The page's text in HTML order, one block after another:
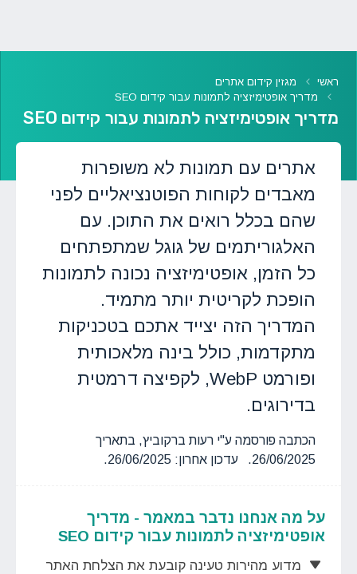
ראשי
מגזין קידום אתרים
מדריך אופטימיזציה לתמונות עבור קידום SEO
מדריך אופטימיזציה לתמונות עבור קידום SEO
אתרים עם תמונות לא משופרות
מאבדים לקוחות הפוטנציאליים לפני
שהם בכלל רואים את התוכן. עם
האלגוריתמים של גוגל שמתפתחים
כל הזמן, אופטימיזציה נכונה לתמונות
הופכת לקריטית יותר מתמיד.
המדריך הזה יצייד אתכם בטכניקות
מתקדמות, כולל בינה מלאכותית
ופורמט WebP, לקפיצה דרמטית
בדירוגים.
הכתבה פורסמה ע"י רעות ברקוביץ, בתאריך
26/06/2025. עדכון אחרון: 26/06/2025.
על מה אנחנו נדבר במאמר - מדריך
אופטימיזציה לתמונות עבור קידום SEO
מדוע מהירות טעינה קובעת את הצלחת האתר